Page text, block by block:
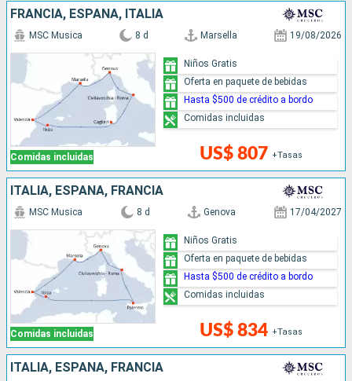
FRANCIA, ESPAÑA, ITALIA
Comidas incluidas
MSC Musica 8 d Marsella 19/08/2026
US$ 807 +Tasas
Niños Gratis
Oferta en paquete de bebidas
Hasta $500 de crédito a bordo
Comidas incluidas
ITALIA, ESPAÑA, FRANCIA
Comidas incluidas
MSC Musica 8 d Genova 17/04/2027
US$ 834 +Tasas
Niños Gratis
Oferta en paquete de bebidas
Hasta $500 de crédito a bordo
Comidas incluidas
ITALIA, ESPAÑA, FRANCIA